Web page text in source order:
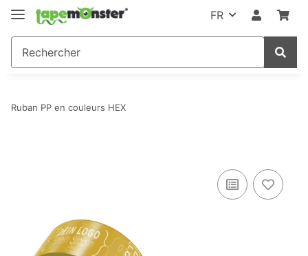
FR
Ruban PP en couleurs HEX